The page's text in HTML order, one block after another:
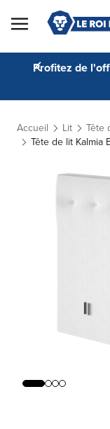
Skip to Content
Profitez de
Accueil Lit
Tête
Tête de lit Kalmia